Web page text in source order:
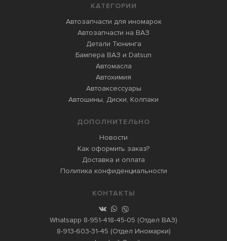
КАТЕГОРИИ
Автозапчасти для иномарок
Автозапчасти на ВАЗ
Детали Тюнинга
Бампера ВАЗ и Datsun
Автомасла
Автохимия
Автоаксессуары
Автошины, Диски, Колпаки
ДОПОЛНИТЕЛЬНО
Новости
Как оформить заказ?
Доставка и оплата
Политика конфиденциальности
КОНТАКТЫ
Whatsapp 8-951-418-45-05 (Отдел ВАЗ)
8-913-603-31-45 (Отдел Иномарки)